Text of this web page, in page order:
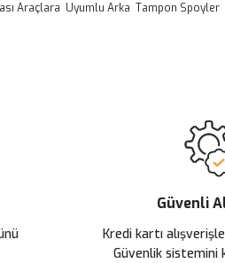
Araçlara Uyumlu Arka Tampon Spoyler
Güvenli
Kredi kartı
Güvenlik sistemini